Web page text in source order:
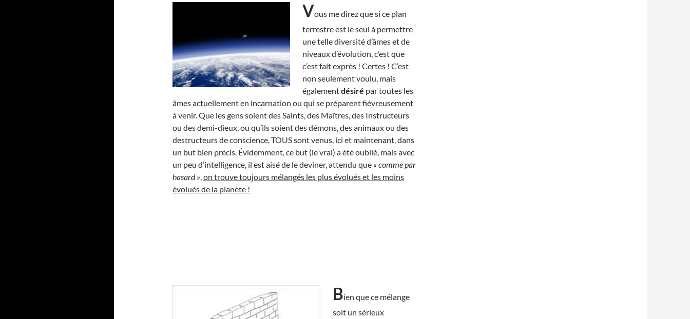
Vous me direz que si ce plan
terrestre est le seul à permettre
une telle diversité d’âmes et de
niveaux d’évolution, c’est que
c’est fait exprès ! Certes ! C’est
non seulement voulu, mais
égalementdésiré par toutes les
âmes actuellement en incarnation ou qui se préparent fiévreusement
à venir. Que les gens soient des Saints, des Maîtres, des Instructeurs
ou des demi-dieux, ou qu’ils soient des démons, des animaux ou des
destructeurs de conscience, TOUS sont venus, ici et maintenant, dans
un but bien précis. Évidemment, ce but (le vrai) a été oublié, mais avec
un peu d’intelligence, il est aisé de le deviner, attendu que « comme par
hasard »,on trouve toujours mélangés les plus évolués et les moins
évolués de la planète !
Bien que ce mélange
soit un sérieux